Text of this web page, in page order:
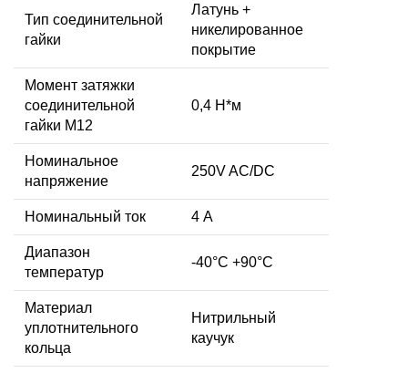
Тип соединительной
гайки
Латунь +
никелированное
покрытие
Момент затяжки
соединительной
гайки M12
0,4 Н*м
Номинальное
напряжение
250V AC/DC
Номинальный ток 4 А
Диапазон
температур
-40°C +90°C
Материал
уплотнительного
кольца
Нитрильный
каучук